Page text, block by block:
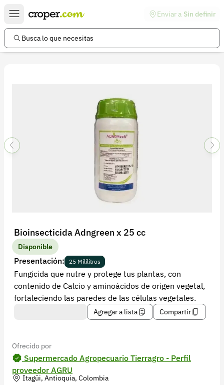
Enviar a Sin definir
Busca lo que necesitas
Bioinsecticida Adngreen x 25 cc
Disponible
Presentación: 25 Mililitros
Fungicida que nutre y protege tus plantas, con
contenido de Calcio y aminoácidos de origen vegetal,
fortaleciendo las paredes de las células vegetales.
Agregar a lista Compartir
Ofrecido por
Supermercado Agropecuario Tierragro - Perfil
proveedor AGRU
Itagüi, Antioquia, Colombia
Enlaces de interés
Preguntas frecuentes
Política de privacidad
Recuperar contraseña
Contacto
Soporte
+57 323 2931928
Versión 5.45.0
Síguenos